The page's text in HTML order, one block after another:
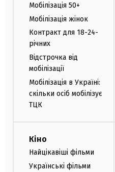
Мобілізація 50+
Мобілізація жінок
Контракт для 18-24-
річних
Відстрочка від
мобілізації
Мобілізація в Україні:
скільки осіб мобілізує
ТЦК
Кіно
Найцікавіші фільми
Українські фільми